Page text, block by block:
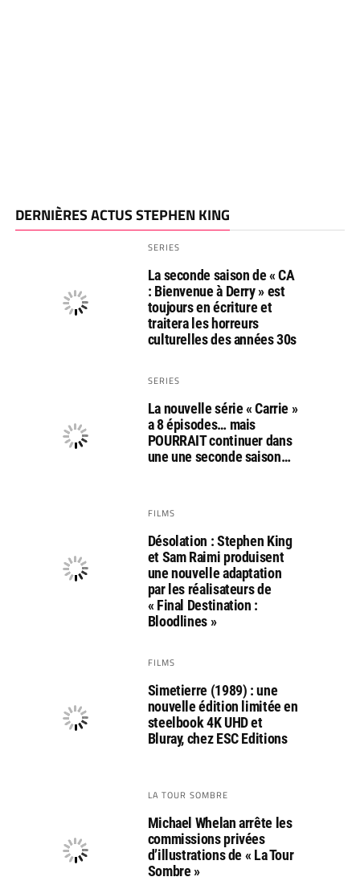
DERNIÈRES ACTUS STEPHEN KING
SERIES
La seconde saison de « CA
: Bienvenue à Derry » est
toujours en écriture et
traitera les horreurs
culturelles des années 30s
SERIES
La nouvelle série « Carrie »
a 8 épisodes… mais
POURRAIT continuer dans
une une seconde saison…
FILMS
Désolation : Stephen King
et Sam Raimi produisent
une nouvelle adaptation
par les réalisateurs de
« Final Destination :
Bloodlines »
FILMS
Simetierre (1989) : une
nouvelle édition limitée en
steelbook 4K UHD et
Bluray, chez ESC Editions
LA TOUR SOMBRE
Michael Whelan arrête les
commissions privées
d’illustrations de « La Tour
Sombre »